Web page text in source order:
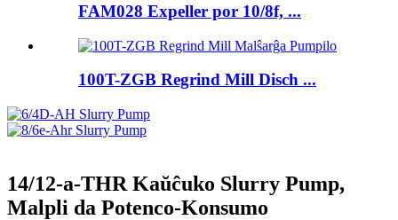
FAM028 Expeller por 10/8f, ...
100T-ZGB Regrind Mill Disch ...
14/12-a-THR Kaŭĉuko Slurry Pump,
Malpli da Potenco-Konsumo